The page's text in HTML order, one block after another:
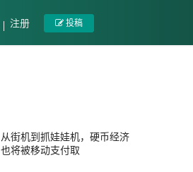
注册 投稿
从街机到抓娃娃机，硬币经济
也将被移动支付取